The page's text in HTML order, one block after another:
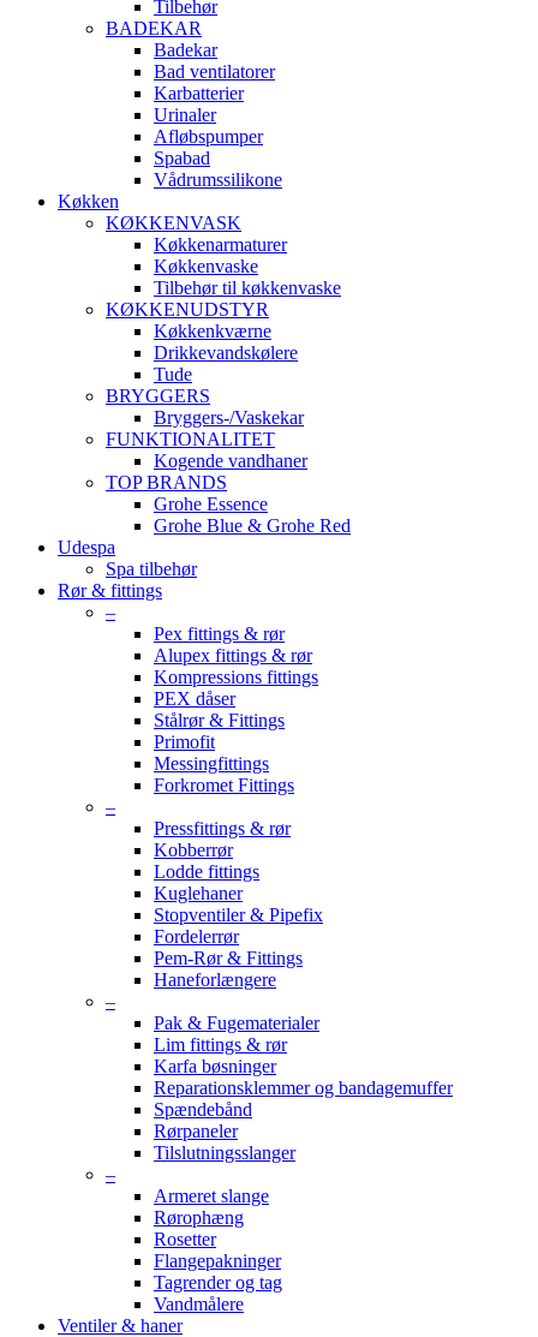
Tilbehør
BADEKAR
Badekar
Bad ventilatorer
Karbatterier
Urinaler
Afløbspumper
Spabad
Vådrumssilikone
Køkken
KØKKENVASK
Køkkenarmaturer
Køkkenvaske
Tilbehør til køkkenvaske
KØKKENUDSTYR
Køkkenkværne
Drikkevandskølere
Tude
BRYGGERS
Bryggers-/Vaskekar
FUNKTIONALITET
Kogende vandhaner
TOP BRANDS
Grohe Essence
Grohe Blue & Grohe Red
Udespa
Spa tilbehør
Rør & fittings
–
Pex fittings & rør
Alupex fittings & rør
Kompressions fittings
PEX dåser
Stålrør & Fittings
Primofit
Messingfittings
Forkromet Fittings
–
Pressfittings & rør
Kobberrør
Lodde fittings
Kuglehaner
Stopventiler & Pipefix
Fordelerrør
Pem-Rør & Fittings
Haneforlængere
–
Pak & Fugematerialer
Lim fittings & rør
Karfa bøsninger
Reparationsklemmer og bandagemuffer
Spændebånd
Rørpaneler
Tilslutningsslanger
–
Armeret slange
Rørophæng
Rosetter
Flangepakninger
Tagrender og tag
Vandmålere
Ventiler & haner